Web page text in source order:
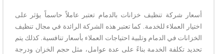
أسعار شركة تنظيف خزانات بالدمام تعتبر عاملاً حاسماً يؤثر على
اختيار العملاء للخدمة. كما تعتبر هذه الشركة الرائدة في مجال تنظيف
الخزانات في الدمام وتلبية احتياجات العملاء بأسعار تنافسية. كذلك يتم
تحديد تكلفة الخدمة بناءً على عدة عوامل، مثل حجم الخزان ودرجة